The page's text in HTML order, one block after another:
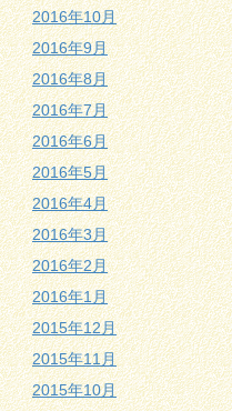
2016年10月
2016年9月
2016年8月
2016年7月
2016年6月
2016年5月
2016年4月
2016年3月
2016年2月
2016年1月
2015年12月
2015年11月
2015年10月